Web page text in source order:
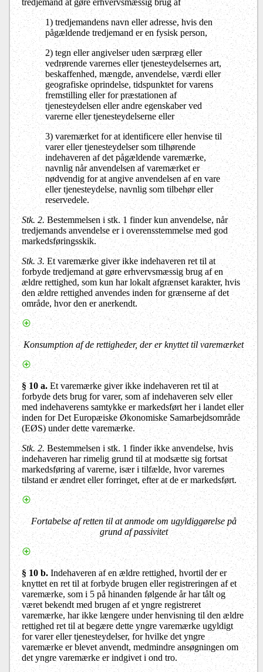
tredjemand at gøre erhvervsmæssig brug af
1) tredjemandens navn eller adresse, hvis den
pågældende tredjemand er en fysisk person,
2) tegn eller angivelser uden særpræg eller
vedrørende varernes eller tjenesteydelsernes art,
beskaffenhed, mængde, anvendelse, værdi eller
geografiske oprindelse, tidspunktet for varens
fremstilling eller for præstationen af
tjenesteydelsen eller andre egenskaber ved
varerne eller tjenesteydelserne eller
3) varemærket for at identificere eller henvise til
varer eller tjenesteydelser som tilhørende
indehaveren af det pågældende varemærke,
navnlig når anvendelsen af varemærket er
nødvendig for at angive anvendelsen af en vare
eller tjenesteydelse, navnlig som tilbehør eller
reservedele.
Stk. 2.Bestemmelsen i stk. 1 finder kun anvendelse, når
tredjemands anvendelse er i overensstemmelse med god
markedsføringsskik.
Stk. 3. Et varemærke giver ikke indehaveren ret til at
forbyde tredjemand at gøre erhvervsmæssig brug af en
ældre rettighed, som kun har lokalt afgrænset karakter, hvis
den ældre rettighed anvendes inden for grænserne af det
område, hvor den er anerkendt.
Konsumption af de rettigheder, der er knyttet til varemærket
§ 10 a. Et varemærke giver ikke indehaveren ret til at
forbyde dets brug for varer, som af indehaveren selv eller
med indehaverens samtykke er markedsført her i landet eller
inden for Det Europæiske Økonomiske Samarbejdsområde
(EØS) under dette varemærke.
Stk. 2. Bestemmelsen i stk. 1 finder ikke anvendelse, hvis
indehaveren har rimelig grund til at modsætte sig fortsat
markedsføring af varerne, især i tilfælde, hvor varernes
tilstand er ændret eller forringet, efter at de er markedsført.
Fortabelse af retten til at anmode om ugyldiggørelse på
grund af passivitet
§ 10 b.Indehaveren af en ældre rettighed, hvortil der er
knyttet en ret til at forbyde brugen eller registreringen af et
varemærke, som i 5 på hinanden følgende år har tålt og
været bekendt med brugen af et yngre registreret
varemærke, har ikke længere under henvisning til den ældre
rettighed ret til at begære dette yngre varemærke ugyldigt
for varer eller tjenesteydelser, for hvilke det yngre
varemærke er blevet anvendt, medmindre ansøgningen om
det yngre varemærke er indgivet i ond tro.